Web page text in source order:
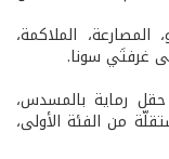
المصارعة، الملاكمة،
إلى غرفتَي سونا.
حقل رماية بالمسدس،
مستقلّة من الفئة الأولى،